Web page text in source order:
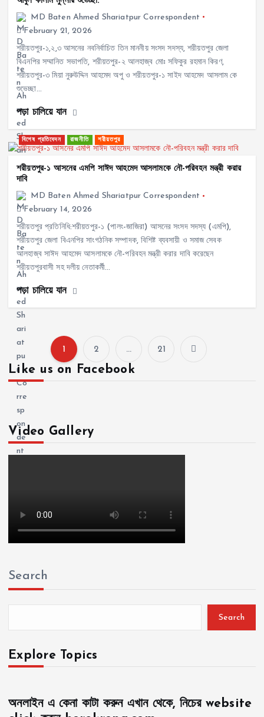
MD Baten Ahmed Shariatpur Correspondent
February 21, 2026
শরীয়তপুর-১,২,৩ আসনের নবনির্বাচিত তিন মাননীয় সংসদ সদস্য, শরীয়তপুর জেলা
বিএনপির সম্মানিত সভাপতি, শরীয়তপুর-২ আলহাজ্ব মোঃ সফিকুর রহমান কিরণ,
শরীয়তপুর-৩ মিয়া নুরুউদ্দিন আহমেদ অপু ও শরীয়তপুর-১ সাইদ আহমেদ আসলাম কে
শুভেচ্ছা…
পড়া চালিয়ে যান
বিশেষ প্রতিবেদন রাজনীতি শরীয়তপুর
শরীয়তপুর-১ আসনের এমপি সাঈদ আহমেদ আসলামকে নৌ-পরিবহন মন্ত্রী করার
দাবি
MD Baten Ahmed Shariatpur Correspondent
February 14, 2026
শরীয়তপুর প্রতিনিধি:শরীয়তপুর-১ (পালং-জাজিরা) আসনের সংসদ সদস্য (এমপি),
শরীয়তপুর জেলা বিএনপির সাংগঠনিক সম্পাদক, বিশিষ্ট ব্যবসায়ী ও সমাজ সেবক
আলহাজ্ব সাঈদ আহমেদ আসলামকে নৌ-পরিবহন মন্ত্রী করার দাবি করেছেন
শরীয়তপুরবাসী সহ দলীয় নেতাকর্মী…
পড়া চালিয়ে যান
P
t
p
a
i
1 2 … 21
Like us on Facebook
Video Gallery
Search
Search
Explore Topics
অনলাইন এ কেনা কাটা করুন এখান থেকে, নিচের website